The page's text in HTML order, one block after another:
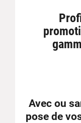
Avec ou
pose de